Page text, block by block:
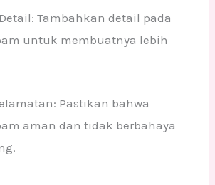
Tambahkan detail pada
untuk membuatnya lebih
Pastikan bahwa
aman dan tidak berbahaya